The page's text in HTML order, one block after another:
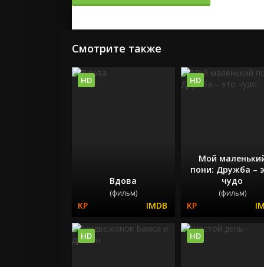
Смотрите также
Вдова
(фильм)
HD
Мой
пони: Дружба –
чудо
(фильм)
HD
HD HD